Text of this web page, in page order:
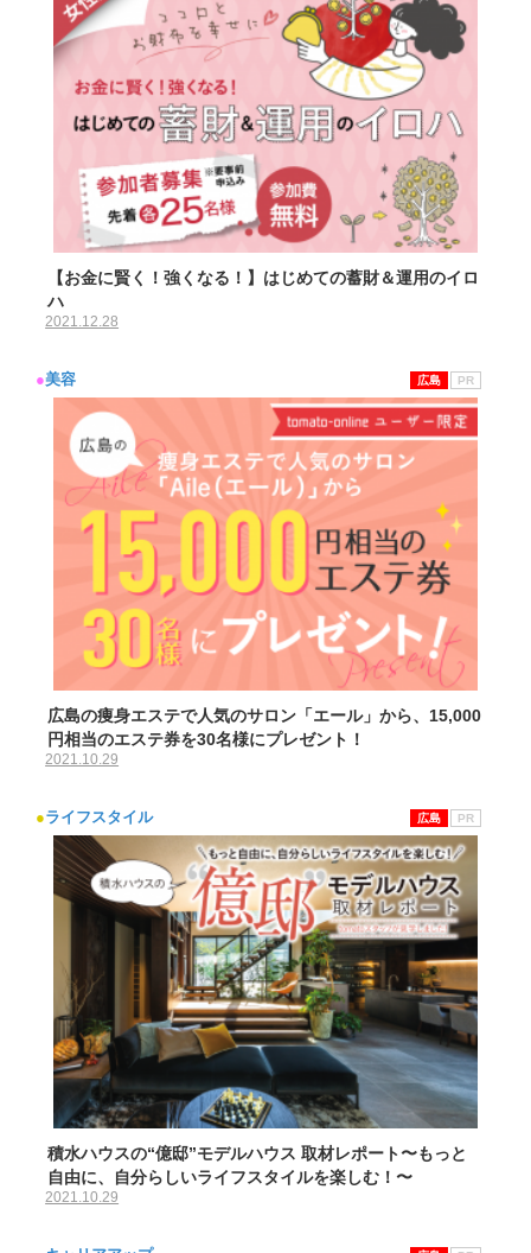
【お金に賢く！強くなる！】はじめての蓄財＆運用のイロ
ハ
2021.12.28
●美容 PR
広島
広島の痩身エステで人気のサロン「エール」から、15,000
円相当のエステ券を30名様にプレゼント！
2021.10.29
●ライフスタイル PR
広島
積水ハウスの“億邸”モデルハウス 取材レポート〜もっと
自由に、自分らしいライフスタイルを楽しむ！〜
2021.10.29